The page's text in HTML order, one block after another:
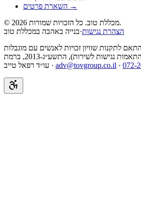
השארת פרטים →
© 2026
מכללת טוב. כל הזכויות שמורות.
הצהרת נגישות·בנייה באהבה במכללת טוב
לתקנות שוויון זכויות לאנשים עם מוגבלות
(התאמות נגישות לשירות), התשע״ג-2013, ברמת AA. רכז הנגישות:
עו״ד רפאל טייב · adv@tovgroup.co.il · 072-